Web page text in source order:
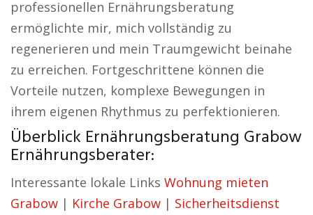
professionellen Ernährungsberatung
ermöglichte mir, mich vollständig zu
regenerieren und mein Traumgewicht beinahe
zu erreichen. Fortgeschrittene können die
Vorteile nutzen, komplexe Bewegungen in
ihrem eigenen Rhythmus zu perfektionieren.
Überblick Ernährungsberatung Grabow
Ernährungsberater:
Interessante lokale Links Wohnung mieten
Grabow | Kirche Grabow | Sicherheitsdienst